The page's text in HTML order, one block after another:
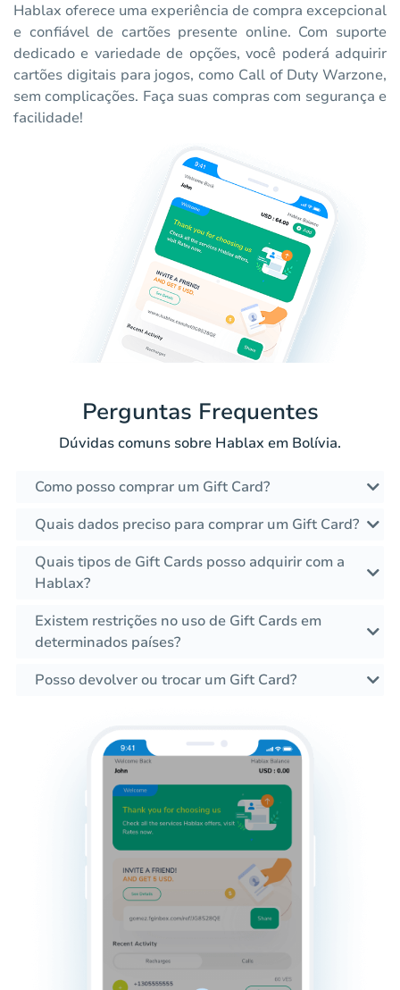
Hablax oferece uma experiência de compra excepcional
e confiável de cartões presente online. Com suporte
dedicado e variedade de opções, você poderá adquirir
cartões digitais para jogos, como Call of Duty Warzone,
sem complicações. Faça suas compras com segurança e
facilidade!
Perguntas Frequentes
Dúvidas comuns sobre Hablax em Bolívia.
Como posso comprar um Gift Card?
Quais dados preciso para comprar um Gift Card?
Quais tipos de Gift Cards posso adquirir com a
Hablax?
Existem restrições no uso de Gift Cards em
determinados países?
Posso devolver ou trocar um Gift Card?